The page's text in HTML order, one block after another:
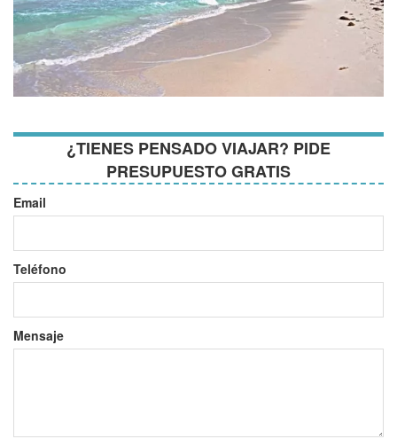
¿TIENES PENSADO VIAJAR? PIDE
PRESUPUESTO GRATIS
Email
Teléfono
Mensaje